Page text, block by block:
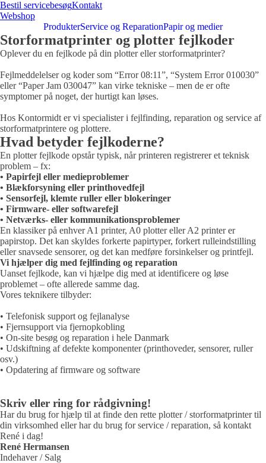
Bestil servicebesøgKontakt
Webshop
ProdukterService og ReparationPapir og medier
Storformatprinter og plotter fejlkoder
Oplever du en fejlkode på din plotter eller storformatprinter?
Fejlmeddelelser og koder som “Error 08:11”, “System Error 010030”
eller “Paper Jam 030047” kan virke tekniske – men de er ofte
symptomer på noget, der hurtigt kan løses.
Hos Kontormidt er vi specialister i fejlfinding, reparation og service af
storformatprintere og plottere.
Hvad betyder fejlkoderne?
En plotter fejlkode opstår typisk, når printeren registrerer et teknisk
problem – fx:
• Papirfejl eller medieproblemer
• Blækforsyning eller printhovedfejl
• Sensorfejl, klemte ruller eller blokeringer
• Firmware- eller softwarefejl
• Netværks- eller kommunikationsproblemer
En klassiker på enhver A1 printer, A0 plotter eller A2 printer er
papirstop. Det kan skyldes forkerte papirtyper, forkert rulleindstilling
eller snavsede sensorer, og det kan medføre forsinkelser og printfejl.
Vi hjælper dig med fejlfinding og reparation
Uanset fejlkode, kan vi hjælpe dig med at identificere og løse
problemet – ofte allerede samme dag.
Vores teknikere tilbyder:
• Telefonisk support og fejlanalyse
• Fjernsupport via fjernopkobling
• On-site besøg og reparation i hele Danmark
• Udskiftning af defekte komponenter (printhoveder, sensorer, ruller
osv.)
• Opdatering af firmware og software
Skriv eller ring for rådgivning!
Har du brug for hjælp til at finde den rette plotter / storformatprinter til
din virksomhed eller har du brug for service / reparation, så kontakt
René i dag!
René Hermansen
Indehaver / Salg